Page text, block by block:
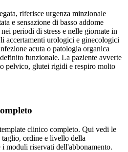
riferisce urgenza minzionale
e sensazione di basso addome
periodi di stress e nelle giornate in
accertamenti urologici e ginecologici
acuta o patologia organica
funzionale. La paziente avverte
pelvico, glutei rigidi e respiro molto
clinico completo. Qui vedi le
ordine e livello della
i moduli riservati dell'abbonamento.